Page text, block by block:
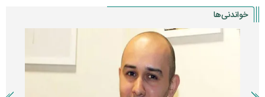
خواندنی‌ها